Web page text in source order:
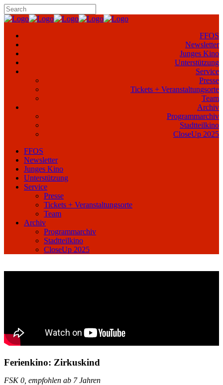
FFOS
Newsletter
Junges Kino
Unterstützung
Service
Presse
Tickets + Veranstaltungsorte
Team
Archiv
Programmarchiv
Stadtteilkino
CloseUp 2025
FFOS
Newsletter
Junges Kino
Unterstützung
Service
Presse
Tickets + Veranstaltungsorte
Team
Archiv
Programmarchiv
Stadtteilkino
CloseUp 2025
Ferienkino: Zirkuskind
FSK 0, empfohlen ab 7 Jahren